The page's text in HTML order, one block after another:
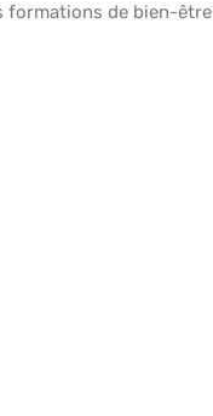
formations de bien-être